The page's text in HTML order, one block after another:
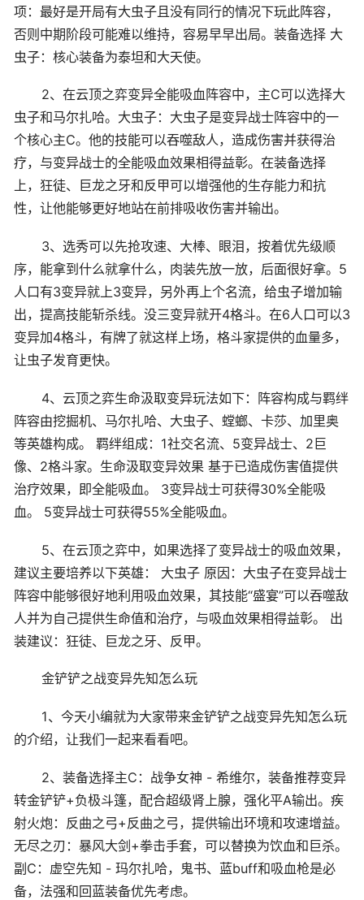
项：最好是开局有大虫子且没有同行的情况下玩此阵容，
否则中期阶段可能难以维持，容易早早出局。装备选择 大
虫子：核心装备为泰坦和大天使。
2、在云顶之弈变异全能吸血阵容中，主C可以选择大
虫子和马尔扎哈。大虫子：大虫子是变异战士阵容中的一
个核心主C。他的技能可以吞噬敌人，造成伤害并获得治
疗，与变异战士的全能吸血效果相得益彰。在装备选择
上，狂徒、巨龙之牙和反甲可以增强他的生存能力和抗
性，让他能够更好地站在前排吸收伤害并输出。
3、选秀可以先抢攻速、大棒、眼泪，按着优先级顺
序，能拿到什么就拿什么，肉装先放一放，后面很好拿。5
人口有3变异就上3变异，另外再上个名流，给虫子增加输
出，提高技能斩杀线。没三变异就开4格斗。在6人口可以3
变异加4格斗，有牌了就这样上场，格斗家提供的血量多，
让虫子发育更快。
4、云顶之弈生命汲取变异玩法如下：阵容构成与羁绊
阵容由挖掘机、马尔扎哈、大虫子、螳螂、卡莎、加里奥
等英雄构成。 羁绊组成：1社交名流、5变异战士、2巨
像、2格斗家。生命汲取变异效果 基于已造成伤害值提供
治疗效果，即全能吸血。 3变异战士可获得30%全能吸
血。 5变异战士可获得55%全能吸血。
5、在云顶之弈中，如果选择了变异战士的吸血效果，
建议主要培养以下英雄： 大虫子 原因：大虫子在变异战士
阵容中能够很好地利用吸血效果，其技能“盛宴”可以吞噬敌
人并为自己提供生命值和治疗，与吸血效果相得益彰。 出
装建议：狂徒、巨龙之牙、反甲。
金铲铲之战变异先知怎么玩
1、今天小编就为大家带来金铲铲之战变异先知怎么玩
的介绍，让我们一起来看看吧。
2、装备选择主C：战争女神 - 希维尔，装备推荐变异
转金铲铲+负极斗篷，配合超级肾上腺，强化平A输出。疾
射火炮：反曲之弓+反曲之弓，提供输出环境和攻速增益。
无尽之刃：暴风大剑+拳击手套，可以替换为饮血和巨杀。
副C：虚空先知 - 玛尔扎哈，鬼书、蓝buff和吸血枪是必
备，法强和回蓝装备优先考虑。